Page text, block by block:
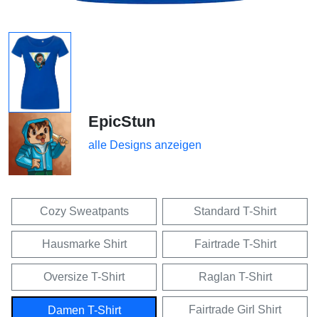
EpicStun
alle Designs anzeigen
Cozy Sweatpants Standard T-Shirt
Hausmarke Shirt Fairtrade T-Shirt
Oversize T-Shirt Raglan T-Shirt
Damen T-Shirt Fairtrade Girl Shirt